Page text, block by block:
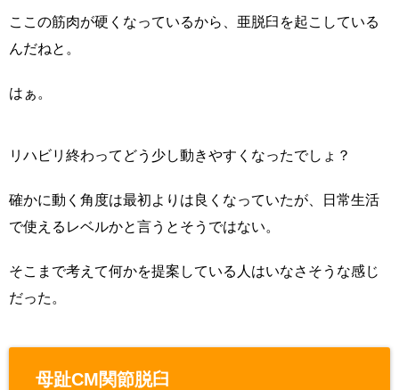
ここの筋肉が硬くなっているから、亜脱臼を起こしている
んだねと。
はぁ。
リハビリ終わってどう少し動きやすくなったでしょ？
確かに動く角度は最初よりは良くなっていたが、日常生活
で使えるレベルかと言うとそうではない。
そこまで考えて何かを提案している人はいなさそうな感じ
だった。
母趾CM関節脱臼